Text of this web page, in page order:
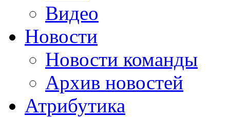
Видео
Новости
Новости команды
Архив новостей
Атрибутика